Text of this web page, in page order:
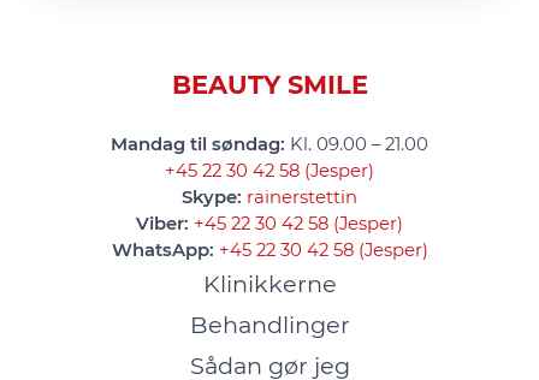
BEAUTY SMILE
Mandag til søndag: Kl. 09.00 – 21.00
+45 22 30 42 58 (Jesper)
Skype: rainerstettin
Viber: +45 22 30 42 58 (Jesper)
WhatsApp: +45 22 30 42 58 (Jesper)
Klinikkerne
Behandlinger
Sådan gør jeg